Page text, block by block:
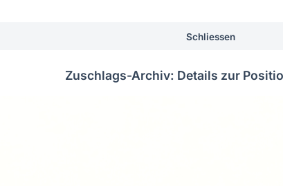
Schliessen
Zuschlags-Archiv: Details zur